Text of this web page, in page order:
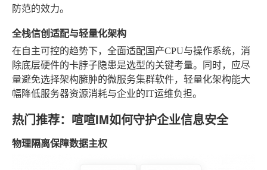
防范的效力。
全栈信创适配与轻量化架构
在自主可控的趋势下，全面适配国产CPU与操作系统，消
除底层硬件的卡脖子隐患是选型的关键考量。同时，应尽
量避免选择架构臃肿的微服务集群软件，轻量化架构能大
幅降低服务器资源消耗与企业的IT运维负担。
热门推荐：喧喧IM如何守护企业信息安全
物理隔离保障数据主权